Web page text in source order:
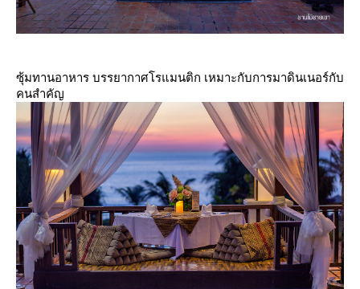
ซุ้มทานอาหาร บรรยากาศโรแมนติก เหมาะกับการมาดินเนอร์กับ
คนสำคัญ